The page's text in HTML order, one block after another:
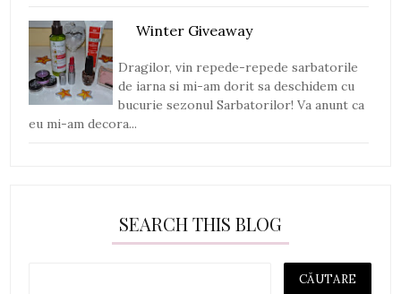
Winter Giveaway
Dragilor, vin repede-repede sarbatorile
de iarna si mi-am dorit sa deschidem cu
bucurie sezonul Sarbatorilor! Va anunt ca
eu mi-am decora...
SEARCH THIS BLOG